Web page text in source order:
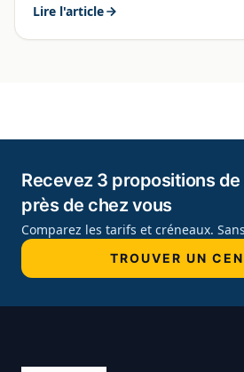
Lire l'article
Recevez 3 propositions
près de chez vous
Comparez les tarifs et créneaux.
TROUVER UN